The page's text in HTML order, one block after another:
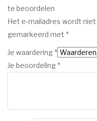
te beoordelen
Het e-mailadres wordt
gemarkeerd met *
Je waardering *
Je beoordeling *